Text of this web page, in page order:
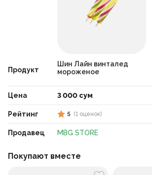
Продукт
Цена
Рейтинг
Продавец
Шин Лайн винталед
мороженое
3 000 сум
5 (1 оценок)
MBG STORE
Покупают вместе